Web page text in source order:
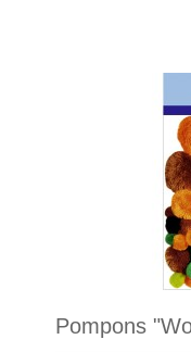
Pompons